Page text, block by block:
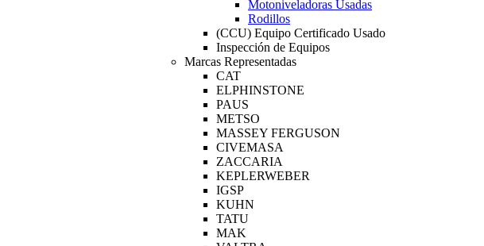
Motoniveladoras Usadas
Rodillos
(CCU) Equipo Certificado Usado
Inspección de Equipos
Marcas Representadas
CAT
ELPHINSTONE
PAUS
METSO
MASSEY FERGUSON
CIVEMASA
ZACCARIA
KEPLERWEBER
IGSP
KUHN
TATU
MAK